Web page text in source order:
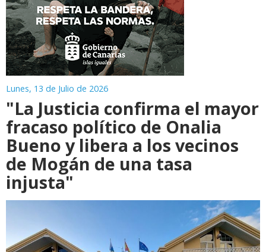
Lunes, 13 de Julio de 2026
"La Justicia confirma el mayor
fracaso político de Onalia
Bueno y libera a los vecinos
de Mogán de una tasa
injusta"